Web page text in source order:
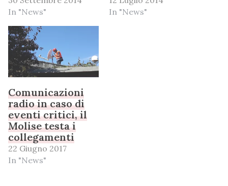
In "News"
In "News"
Comunicazioni
radio in caso di
eventi critici, il
Molise testa i
collegamenti
22 Giugno 2017
In "News"